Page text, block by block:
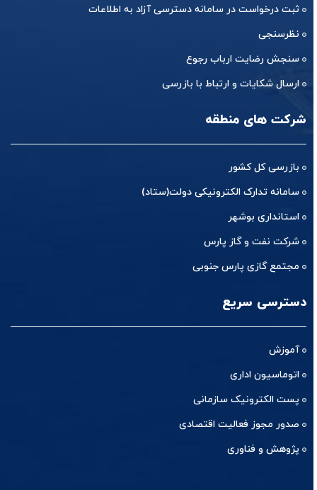
سنجش رضایت ارباب رجوع
ارسال شکایات و ارتباط با بازرسی
شرکت های منطقه
بازرسی کل کشور
استانداری بوشهر
شرکت نفت و گاز پارس
مجتمع گازی پارس جنوبی
دسترسی سریع
آموزش
پست الکترونیک سازمانی
صدور مجوز فعالیت اقتصادی
پژوهش و فناوری